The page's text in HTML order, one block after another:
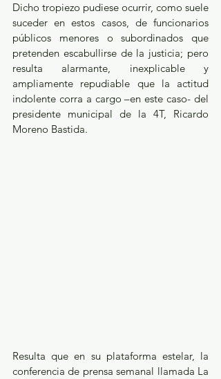
Dicho tropiezo pudiese ocurrir, como suele
suceder en estos casos, de funcionarios
públicos menores o subordinados que
pretenden escabullirse de la justicia; pero
resulta alarmante, inexplicable y
ampliamente repudiable que la actitud
indolente corra a cargo –en este caso- del
presidente municipal de la 4T, Ricardo
Moreno Bastida.
Resulta que en su plataforma estelar, la
conferencia de prensa semanal llamada La